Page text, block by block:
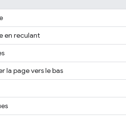
en reculant
la page vers le bas